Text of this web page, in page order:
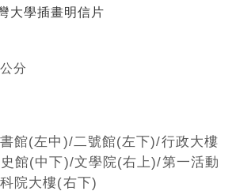
大學插畫明信片
分
館(左中)/二號館(左下)/行政大樓
館(中下)/文學院(右上)/第一活動
院大樓(右下)